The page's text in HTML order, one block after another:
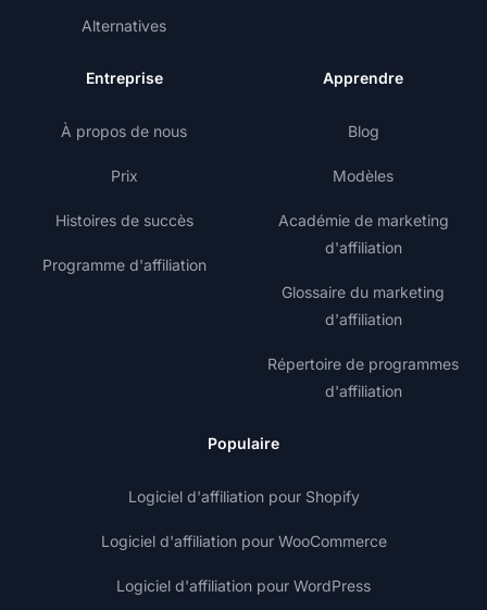
Alternatives
Entreprise
À propos de nous
Prix
Histoires de succès
Programme d'affiliation
Apprendre
Blog
Modèles
Académie de marketing
d'affiliation
Glossaire du marketing
d'affiliation
Répertoire de programmes
d'affiliation
Populaire
Logiciel d'affiliation pour Shopify
Logiciel d'affiliation pour WooCommerce
Logiciel d'affiliation pour WordPress